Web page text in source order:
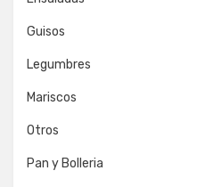
Guisos
Legumbres
Mariscos
Otros
Pan y Bolleria